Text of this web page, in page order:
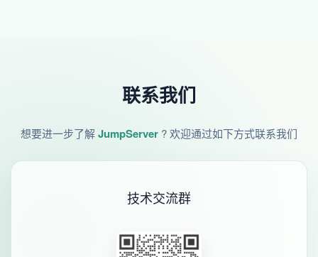
联系我们
想要进一步了解JumpServer ? 欢迎通过如下方式联系我们
技术交流群